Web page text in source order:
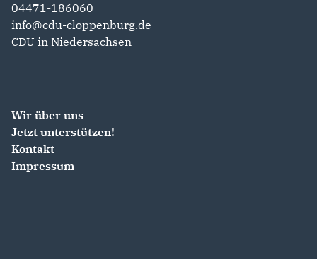
04471-186060
info@cdu-cloppenburg.de
CDU in Niedersachsen
Wir über uns
Jetzt unterstützen!
Kontakt
Impressum